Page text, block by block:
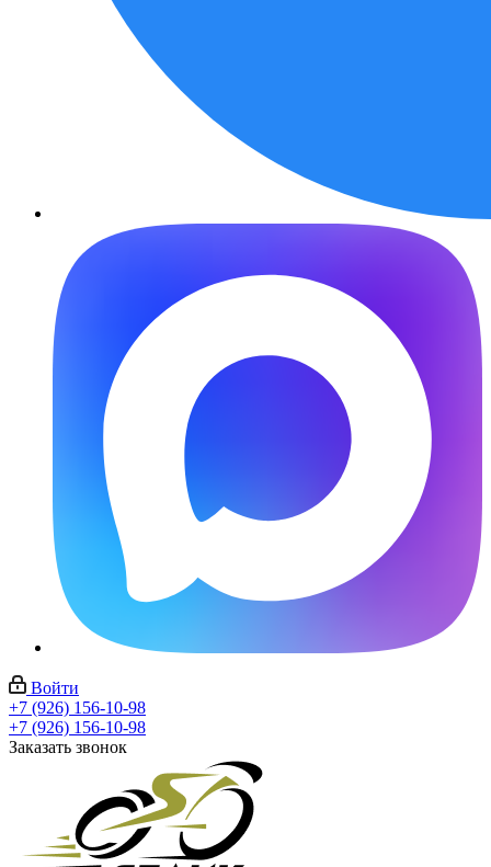
Войти
+7 (926) 156-10-98
+7 (926) 156-10-98
Заказать звонок